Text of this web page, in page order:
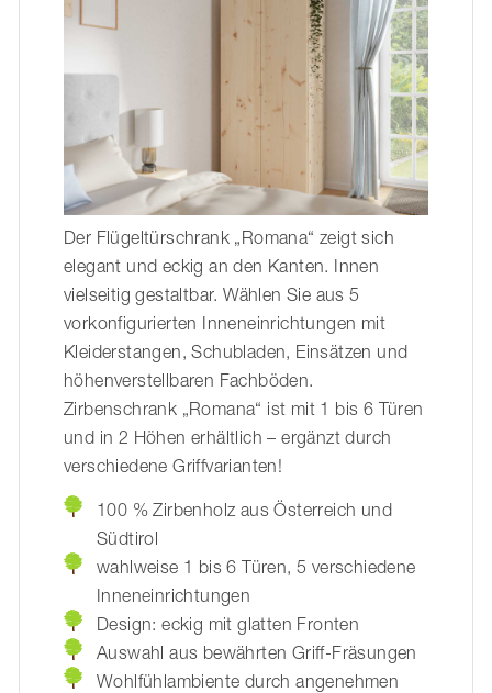
Der Flügeltürschrank „Romana“ zeigt sich
elegant und eckig an den Kanten. Innen
vielseitig gestaltbar. Wählen Sie aus 5
vorkonfigurierten Inneneinrichtungen mit
Kleiderstangen, Schubladen, Einsätzen und
höhenverstellbaren Fachböden.
Zirbenschrank „Romana“ ist mit 1 bis 6 Türen
und in 2 Höhen erhältlich – ergänzt durch
verschiedene Griffvarianten!
100 % Zirbenholz aus Österreich und
Südtirol
wahlweise 1 bis 6 Türen, 5 verschiedene
Inneneinrichtungen
Design: eckig mit glatten Fronten
Auswahl aus bewährten Griff-Fräsungen
Wohlfühlambiente durch angenehmen